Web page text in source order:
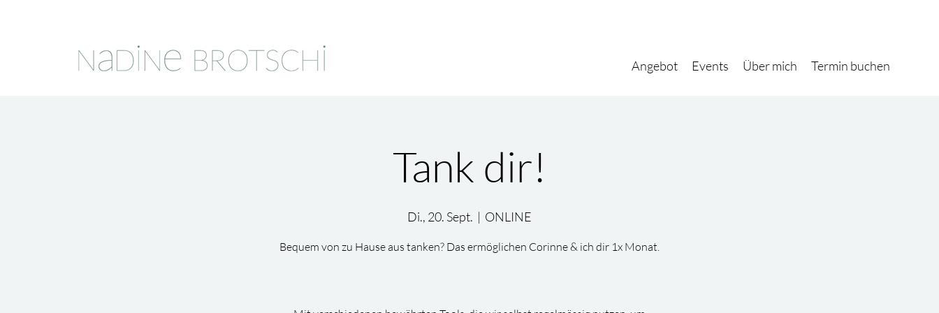
Angebot Events Über mich Termin buchen
Tank dir!
Di., 20. Sept.
  |
ONLINE
Bequem von zu Hause aus tanken? Das ermöglichen Corinne & ich dir 1x Monat.